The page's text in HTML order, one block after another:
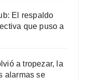
El respaldo
que puso a
a tropezar, la
alarmas se